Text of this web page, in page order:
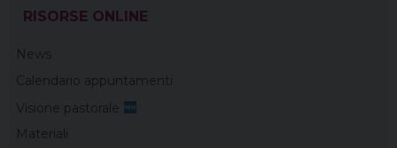
RISORSE ONLINE
News
Calendario appuntamenti
Visione pastorale
Materiali